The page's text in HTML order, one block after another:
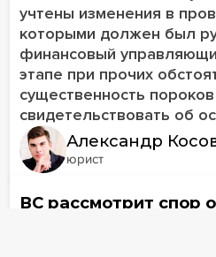
учтены изменения в
которыми должен был
финансовый
этапе при прочих
существенность
свидетельствовать об
Александр
юрист
ВС рассмотрит спор о